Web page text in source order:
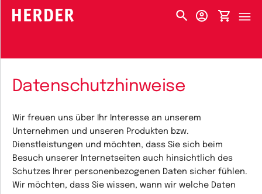
HERDER-MENÜ
Datenschutzhinweise
Wir freuen uns über Ihr Interesse an unserem
Unternehmen und unseren Produkten bzw.
Dienstleistungen und möchten, dass Sie sich beim
Besuch unserer Internetseiten auch hinsichtlich des
Schutzes Ihrer personenbezogenen Daten sicher fühlen.
Wir möchten, dass Sie wissen, wann wir welche Daten